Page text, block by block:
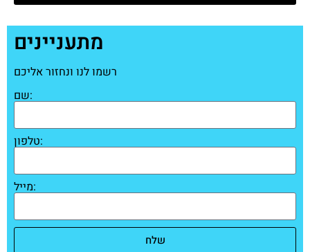
מתעניינים
רשמו לנו ונחזור אליכם
שם:
טלפון:
מייל:
שלח